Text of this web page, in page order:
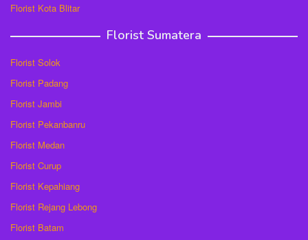
Florist Kota Blitar
Florist Sumatera
Florist Solok
Florist Padang
Florist Jambi
Florist Pekanbanru
Florist Medan
Florist Curup
Florist Kepahiang
Florist Rejang Lebong
Florist Batam